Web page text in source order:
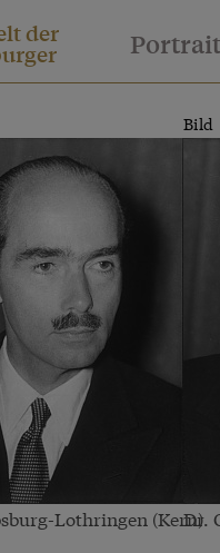
der
Lothringen (Kern)
Bild
Dr.